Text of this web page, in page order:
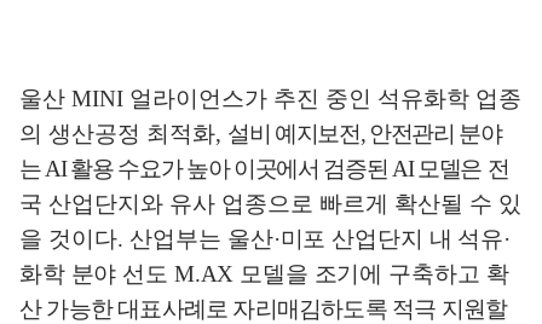
울산 MINI 얼라이언스가 추진 중인 석유화학 업종
의 생산공정 최적화, 설비 예지보전, 안전관리 분야
는AI활용 수요가 높아 이곳에서 검증된AI모델은 전
국 산업단지와 유사 업종으로 빠르게 확산될 수 있
을 것이다. 산업부는 울산·미포 산업단지 내 석유·
화학 분야 선도 M.AX 모델을 조기에 구축하고 확
산 가능한 대표사례로 자리매김하도록 적극 지원할